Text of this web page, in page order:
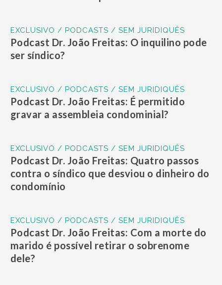
EXCLUSIVO / PODCASTS / SEM JURIDIQUÊS
Podcast Dr. João Freitas: O inquilino pode
ser síndico?
EXCLUSIVO / PODCASTS / SEM JURIDIQUÊS
Podcast Dr. João Freitas: É permitido
gravar a assembleia condominial?
EXCLUSIVO / PODCASTS / SEM JURIDIQUÊS
Podcast Dr. João Freitas: Quatro passos
contra o síndico que desviou o dinheiro do
condomínio
EXCLUSIVO / PODCASTS / SEM JURIDIQUÊS
Podcast Dr. João Freitas: Com a morte do
marido é possível retirar o sobrenome
dele?